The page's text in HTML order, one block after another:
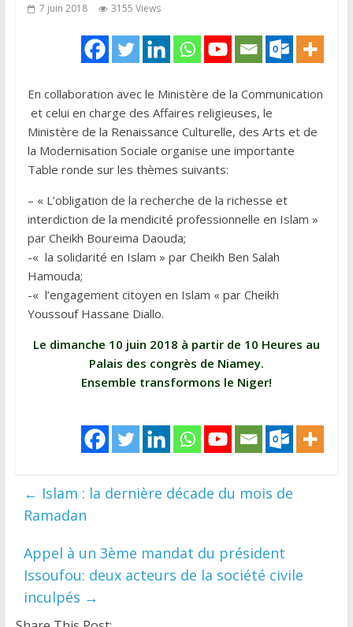
7 juin 2018 3155 Views
En collaboration avec le Ministère de la Communication
et celui en charge des Affaires religieuses, le
Ministère de la Renaissance Culturelle, des Arts et de
la Modernisation Sociale organise une importante
Table ronde sur les thèmes suivants:
– « L’obligation de la recherche de la richesse et
interdiction de la mendicité professionnelle en Islam »
par Cheikh Boureima Daouda;
-« la solidarité en Islam » par Cheikh Ben Salah
Hamouda;
-« l’engagement citoyen en Islam « par Cheikh
Youssouf Hassane Diallo.
Le dimanche 10 juin 2018 à partir de 10 Heures au
Palais des congrès de Niamey.
Ensemble transformons le Niger!
← Islam : la dernière décade du mois de
Ramadan
Appel à un 3ème mandat du président
Issoufou: deux acteurs de la société civile
inculpés →